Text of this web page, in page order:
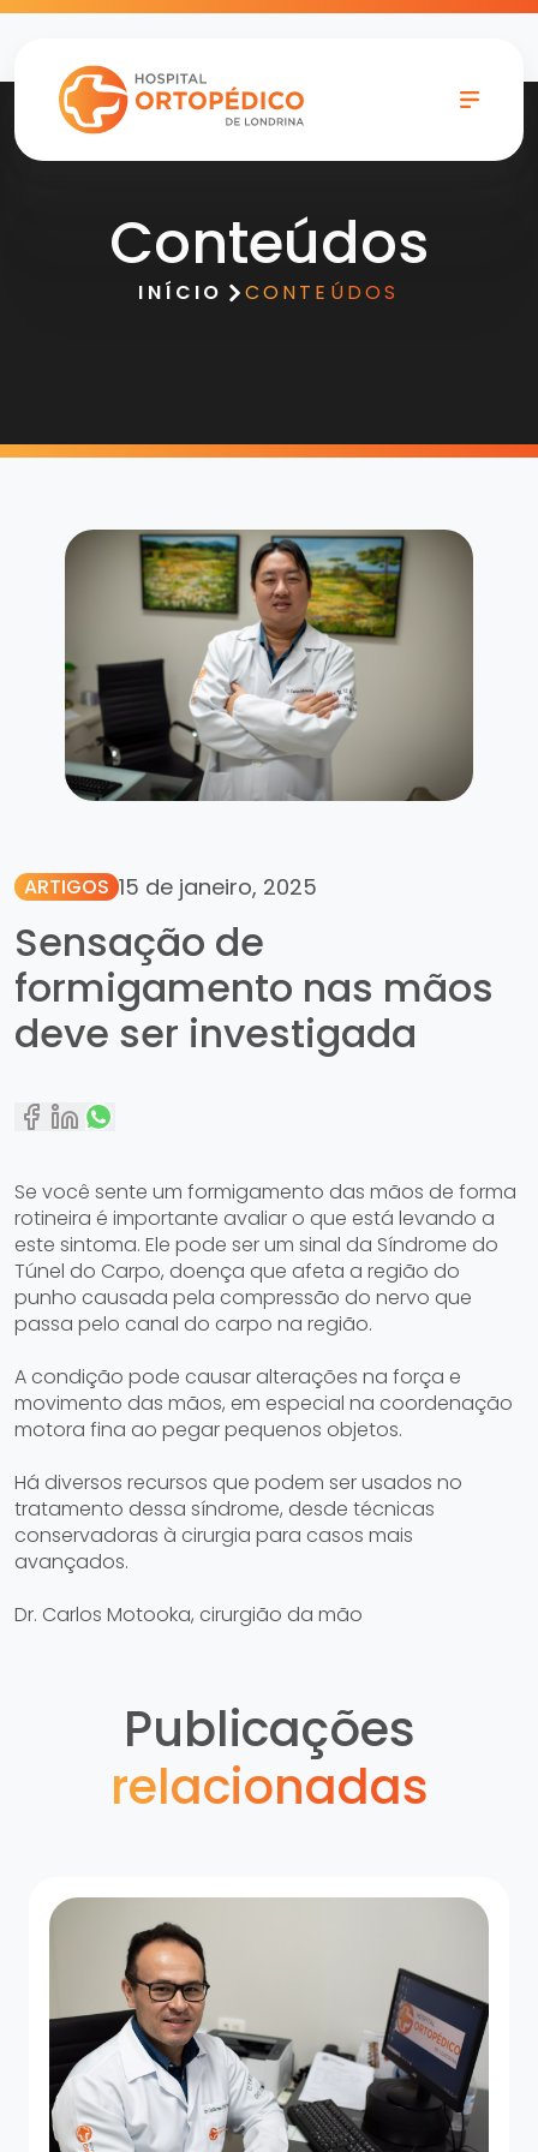
Conteúdos
INÍCIO CONTEÚDOS
ARTIGOS 15 de janeiro, 2025
Sensação de
formigamento nas mãos
deve ser investigada
Se você sente um formigamento das mãos de forma
rotineira é importante avaliar o que está levando a
este sintoma. Ele pode ser um sinal da Síndrome do
Túnel do Carpo, doença que afeta a região do
punho causada pela compressão do nervo que
passa pelo canal do carpo na região.
A condição pode causar alterações na força e
movimento das mãos, em especial na coordenação
motora fina ao pegar pequenos objetos.
Há diversos recursos que podem ser usados no
tratamento dessa síndrome, desde técnicas
conservadoras à cirurgia para casos mais
avançados.
Dr. Carlos Motooka, cirurgião da mão
Publicações
relacionadas